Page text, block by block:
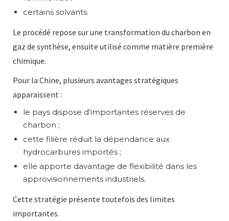
certains solvants.
Le procédé repose sur une transformation du charbon en
gaz de synthèse, ensuite utilisé comme matière première
chimique.
Pour la Chine, plusieurs avantages stratégiques
apparaissent :
le pays dispose d’importantes réserves de
charbon ;
cette filière réduit la dépendance aux
hydrocarbures importés ;
elle apporte davantage de flexibilité dans les
approvisionnements industriels.
Cette stratégie présente toutefois des limites
importantes.